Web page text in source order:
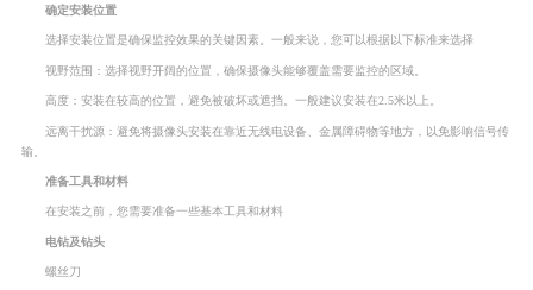
确定安装位置
选择安装位置是确保监控效果的关键因素。一般来说，您可以根据以下标准来选择
视野范围：选择视野开阔的位置，确保摄像头能够覆盖需要监控的区域。
高度：安装在较高的位置，避免被破坏或遮挡。一般建议安装在2.5米以上。
远离干扰源：避免将摄像头安装在靠近无线电设备、金属障碍物等地方，以免影响信号传
输。
准备工具和材料
在安装之前，您需要准备一些基本工具和材料
电钻及钻头
螺丝刀